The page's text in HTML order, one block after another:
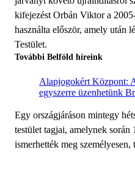
kifejezést Orbán Viktor a
használta először, amely után
Testület.
További Belföld híreink
Alapjogokért Központ:
egyszerre üzenhetünk
Egy országjáráson mintegy
testület tagjai, amelynek
ismerhették meg